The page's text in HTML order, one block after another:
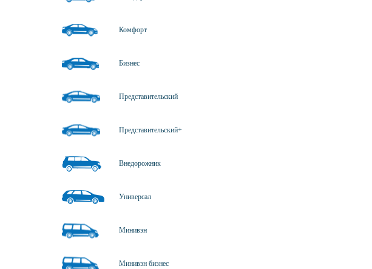
Комфорт
Бизнес
Представительский
Представительский+
Внедорожник
Универсал
Минивэн
Минивэн бизнес